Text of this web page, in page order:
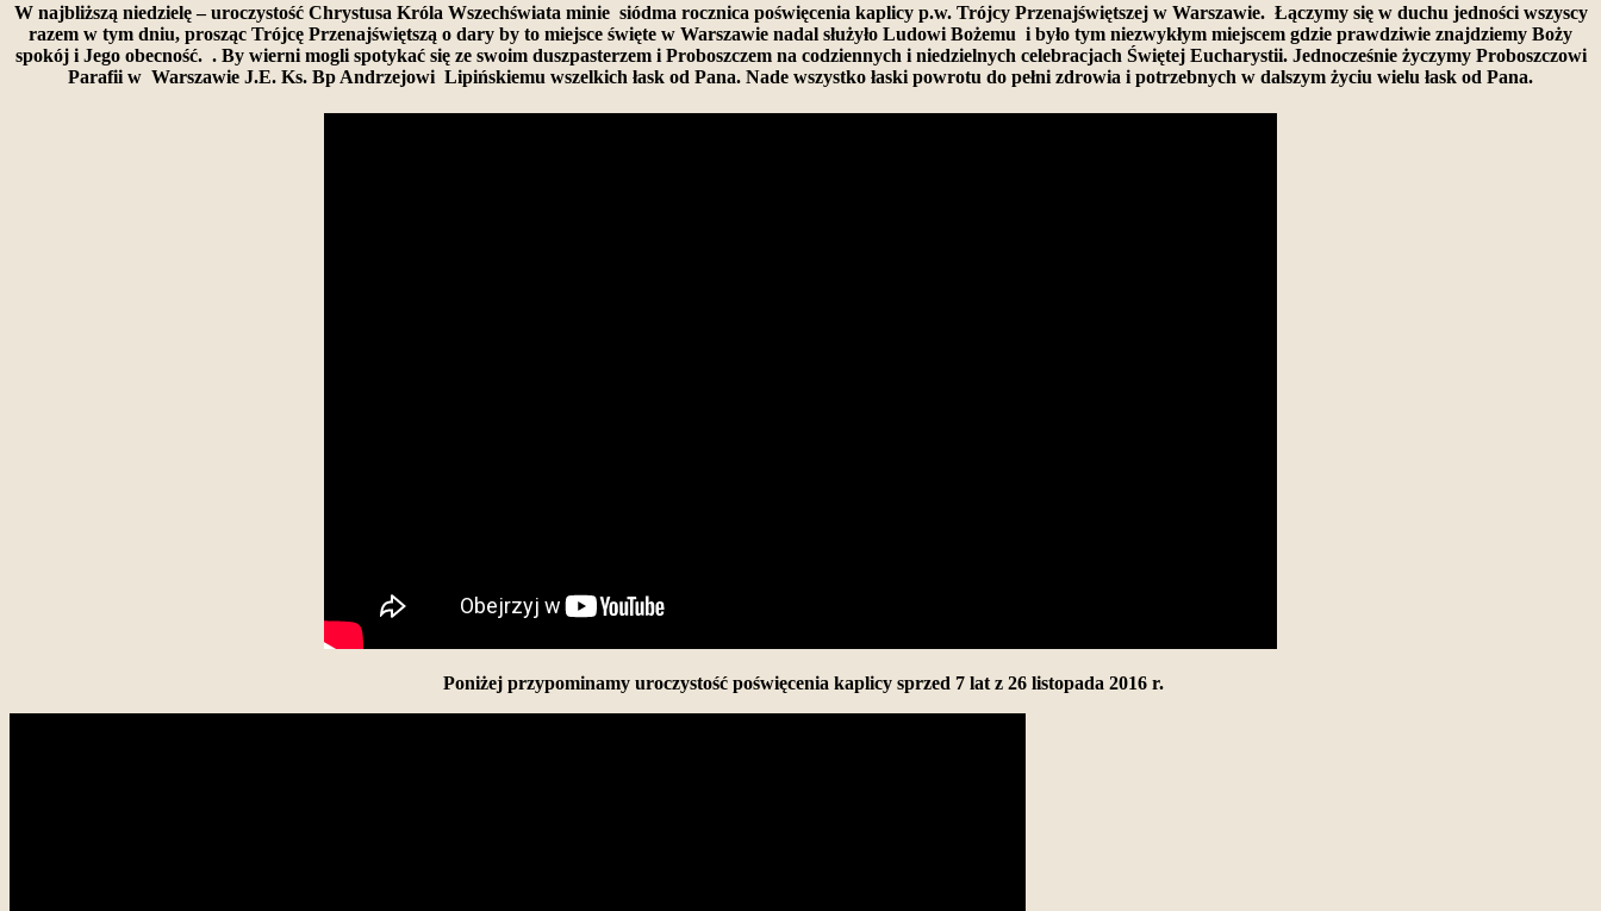
W najbliższą niedzielę – uroczystość Chrystusa Króla Wszechświata minie siódma rocznica poświęcenia kaplicy p.w. Trójcy Przenajświętszej w Warszawie. Łączymy się w duchu jedności wszyscy
razem w tym dniu, prosząc Trójcę Przenajświętszą o dary by to miejsce święte w Warszawie nadal służyło Ludowi Bożemu i było tym niezwykłym miejscem gdzie prawdziwie znajdziemy Boży
spokój i Jego obecność. . By wierni mogli spotykać się ze swoim duszpasterzem i Proboszczem na codziennych i niedzielnych celebracjach Świętej Eucharystii. Jednocześnie życzymy Proboszczowi
Parafii w Warszawie J.E. Ks. Bp Andrzejowi Lipińskiemu wszelkich łask od Pana. Nade wszystko łaski powrotu do pełni zdrowia i potrzebnych w dalszym życiu wielu łask od Pana.
Poniżej przypominamy uroczystość poświęcenia kaplicy sprzed 7 lat z 26 listopada 2016 r.